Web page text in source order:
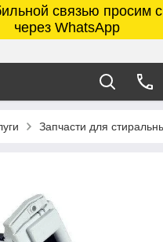
связью просим
через WhatsApp
Запчасти для